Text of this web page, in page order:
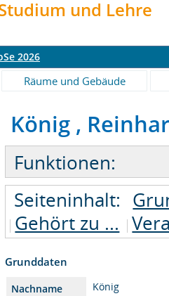
und Lehre
2026
Räume und Gebäude
König ,
Funktionen:
Seiteninhalt:
Gehört zu ...
Grunddaten
Nachname
König